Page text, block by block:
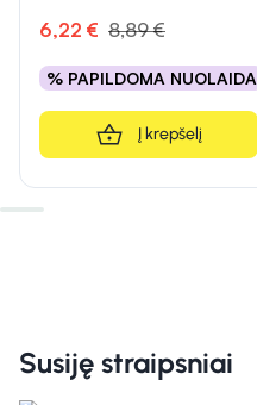
6,22 € 8,89 €
% PAPILDOMA NUOLAIDA
Į krepšelį
Susiję straipsniai